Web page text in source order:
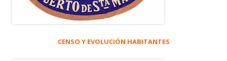
CENSO Y EVOLUCIÓN HABITANTES